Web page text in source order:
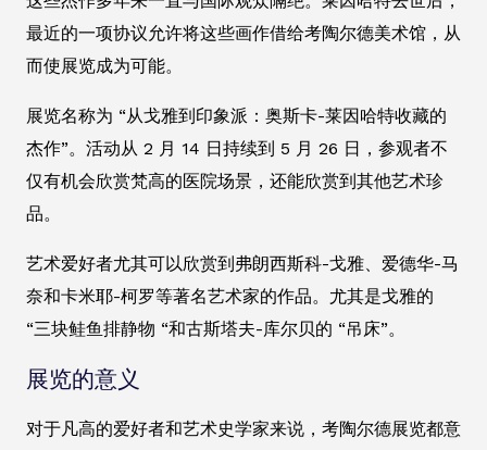
最近的一项协议允许将这些画作借给考陶尔德美术馆，从
而使展览成为可能。
展览名称为 “从戈雅到印象派：奥斯卡-莱因哈特收藏的
杰作”。活动从 2 月 14 日持续到 5 月 26 日，参观者不
仅有机会欣赏梵高的医院场景，还能欣赏到其他艺术珍
品。
艺术爱好者尤其可以欣赏到弗朗西斯科-戈雅、爱德华-马
奈和卡米耶-柯罗等著名艺术家的作品。尤其是戈雅的
“三块鲑鱼排静物 “和古斯塔夫-库尔贝的 “吊床”。
展览的意义
对于凡高的爱好者和艺术史学家来说，考陶尔德展览都意